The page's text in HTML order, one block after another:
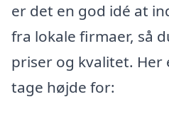
er det en god idé at
fra lokale firmaer, så
priser og kvalitet.
tage højde for: